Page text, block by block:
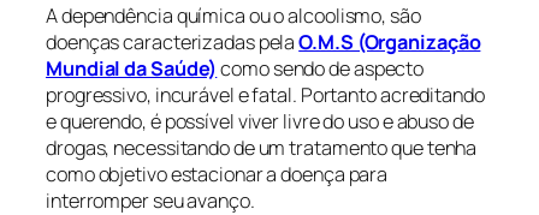
A dependência química ou o alcoolismo, são
doenças caracterizadas pelaO.M.S (Organização
Mundial da Saúde) como sendo de aspecto
progressivo, incurável e fatal. Portanto acreditando
e querendo, é possível viver livre do uso e abuso de
drogas, necessitando de um tratamento que tenha
como objetivo estacionar a doença para
interromper seu avanço.